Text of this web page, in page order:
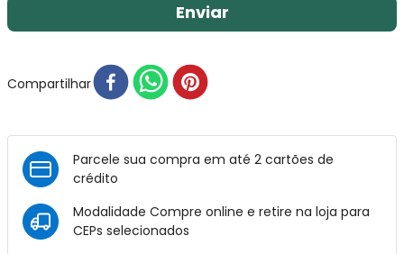
Enviar
Compartilhar
Parcele sua compra em até 2 cartões de
crédito
Modalidade Compre online e retire na loja para
CEPs selecionados